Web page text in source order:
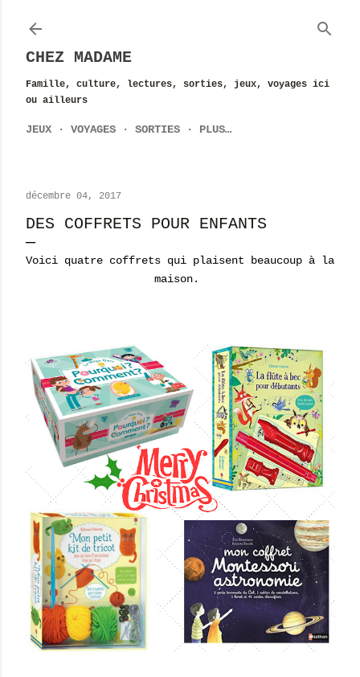
CHEZ MADAME
Famille, culture, lectures, sorties, jeux, voyages ici
ou ailleurs
JEUX VOYAGES SORTIES PLUS…
décembre 04, 2017
DES COFFRETS POUR ENFANTS
Voici quatre coffrets qui plaisent beaucoup à la
maison.